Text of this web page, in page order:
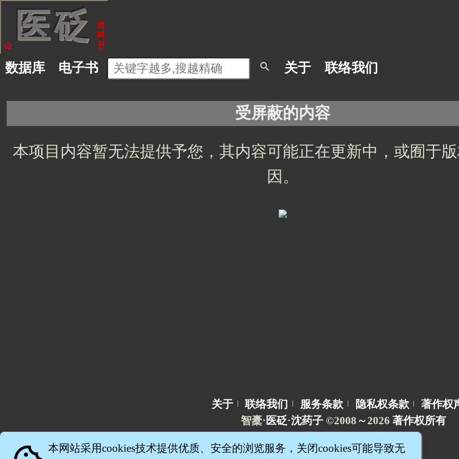
医砭
沈
药
子
home
数据库 电子书 search 关于 联络我们
受屏蔽的内容
本项目内容暂无法提供予您，其内容可能正在更新中，或囿于
因。
关于 联络我们 服务条款 隐私权条款
著作权
智橐· 医砭·沈药子©2008～2026 著作权所有
本网站采用cookies技术提供优质、安全的浏览服务，关闭cookies可能导致无